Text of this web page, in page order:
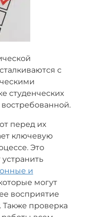
с
студенческих
востребованной.
перед их
ключевую
Это
и
могут
восприятие
Также проверка